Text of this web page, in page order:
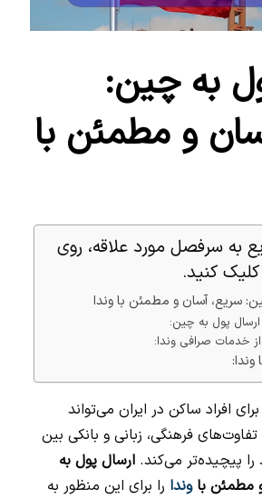
به چین:
و مطمئن با
به سرفصل مورد علاقه، روی
کنید.
سریع، آسان و مطمئن با وندا
پول به چین:
از خدمات صرافی وندا:
افراد ساکن در ایران می‌تواند
فرهنگی، زبانی و بانکی بین
را پیچیده‌تر می‌کند. ارسال پول به
مطمئن باوندا را برای این منظور به